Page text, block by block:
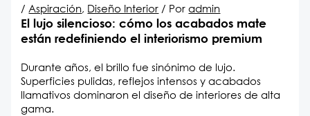
/ Aspiración, Diseño Interior / Poradmin
El lujo silencioso: cómo los acabados mate
están redefiniendo el interiorismo premium
Durante años, el brillo fue sinónimo de lujo.
Superficies pulidas, reflejos intensos y acabados
llamativos dominaron el diseño de interiores de alta
gama.